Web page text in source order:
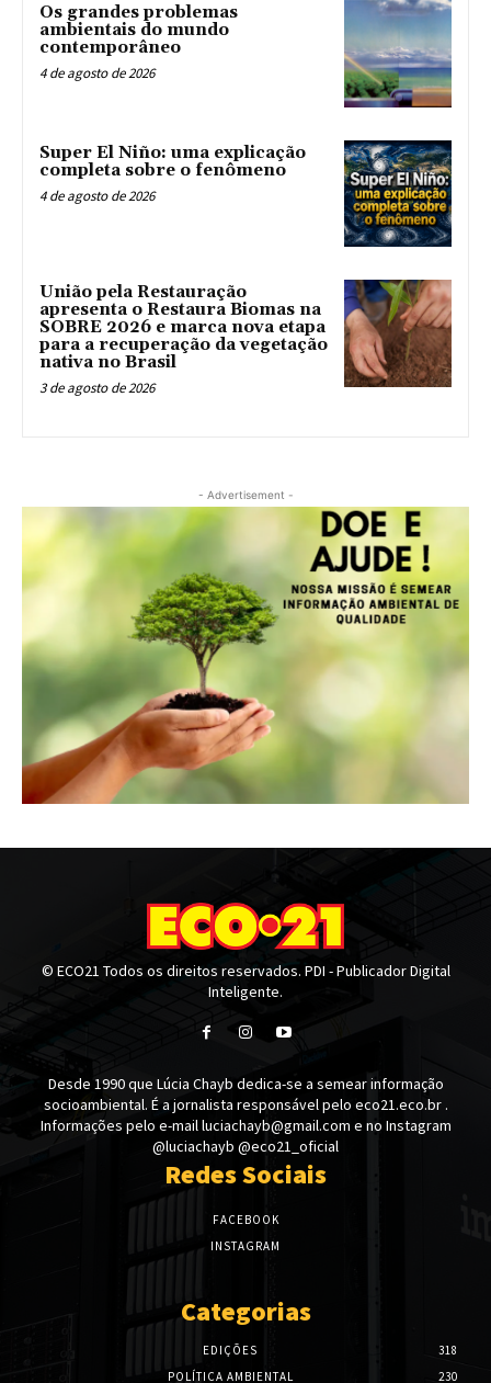
Os grandes problemas
ambientais do mundo
contemporâneo
4 de agosto de 2026
Super El Niño: uma explicação
completa sobre o fenômeno
4 de agosto de 2026
União pela Restauração
apresenta o Restaura Biomas na
SOBRE 2026 e marca nova etapa
para a recuperação da vegetação
nativa no Brasil
3 de agosto de 2026
- Advertisement -
© ECO21 Todos os direitos reservados. PDI - Publicador Digital
Inteligente.
Desde 1990 que Lúcia Chayb dedica-se a semear informação
socioambiental. É a jornalista responsável pelo eco21.eco.br .
Informações pelo e-mail luciachayb@gmail.com e no Instagram
@luciachayb @eco21_oficial
Redes Sociais
FACEBOOK
INSTAGRAM
Categorias
EDIÇÕES
318
POLÍTICA AMBIENTAL
230